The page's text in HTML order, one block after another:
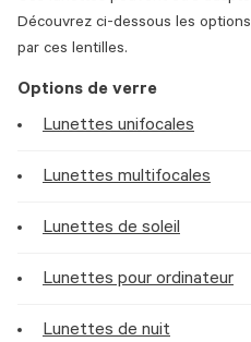
Découvrez ci-dessous les
par ces lentilles.
Options de verre
Lunettes unifocales
Lunettes multifocales
Lunettes de soleil
Lunettes pour ordinateur
Lunettes de nuit